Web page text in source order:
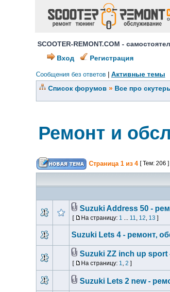
SCOOTER-REMONT.COM -
Вход
Регистрация
Сообщения без ответов
Активные темы
Список форумов » Все про
Ремонт и
Страница 1 из 4 [ Тем: 206 ]
Suzuki Address 50 -
[ На страницу: 1 ... 11, 12, 13 ]
Suzuki Lets 4 - ремонт,
Suzuki ZZ inch up
[ На страницу: 1, 2 ]
Suzuki Lets 2 new -